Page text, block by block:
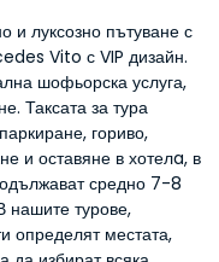
и луксозно пътуване с
Vito с VIP дизайн.
шофьорска услуга,
Таксата за тура
гориво,
и оставяне в хотелa, в
средно 7-8
нашите турове,
определят местата,